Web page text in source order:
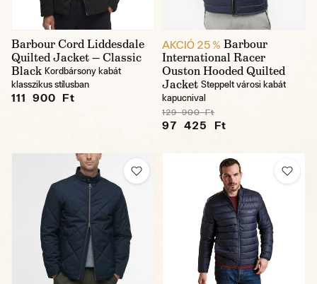
Barbour Cord Liddesdale
Quilted Jacket — Classic
Black Kordbársony kabát
klasszikus stílusban
111 900 Ft
AKCIÓ 25 % Barbour
International Racer
Ouston Hooded Quilted
Jacket Steppelt városi kabát
kapucnival
129 900 Ft
97 425 Ft